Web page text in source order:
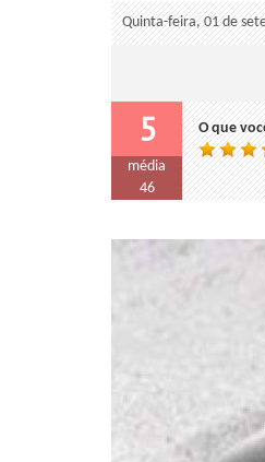
Quinta-feira, 01 de
5
média
46
O que